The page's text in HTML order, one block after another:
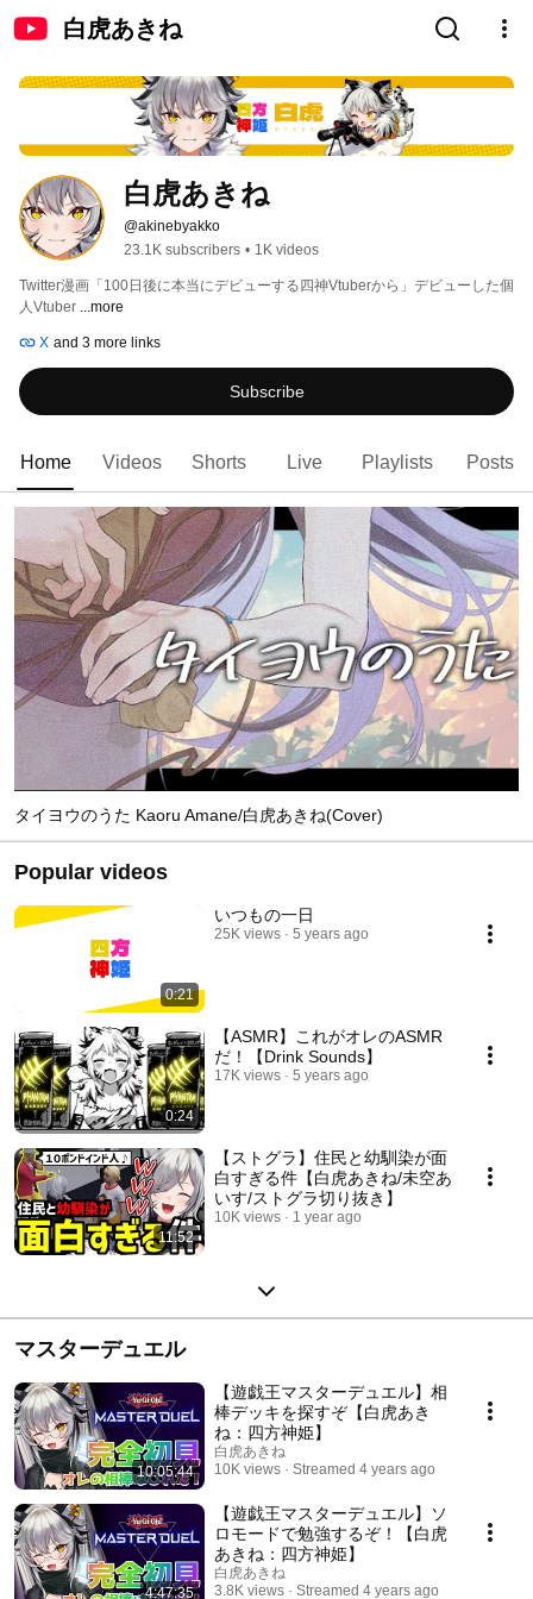
白虎あきね
白虎あきね
@akinebyakko
23.1K subscribers • 1K videos
Twitter漫画「100日後に本当にデビューする四神Vtuberから」デビューした個
人Vtuber ...more
X and 3 more links
Subscribe
Home Videos Shorts Live Playlists Posts
タイヨウのうた Kaoru Amane/白虎あきね(Cover)
Popular videos
0:21
いつもの一日
25K views 5 years ago
0:24
【ASMR】これがオレのASMR
だ！【Drink Sounds】
17K views 5 years ago
11:52
【ストグラ】住民と幼馴染が面
白すぎる件【白虎あきね/未空あ
いす/ストグラ切り抜き】
10K views 1 year ago
マスターデュエル
10:05:44
【遊戯王マスターデュエル】相
棒デッキを探すぞ【白虎あき
ね：四方神姫】
白虎あきね
10K views
Streamed 4 years ago
4:47:35
【遊戯王マスターデュエル】ソ
ロモードで勉強するぞ！【白虎
あきね：四方神姫】
白虎あきね
3.8K views
Streamed 4 years ago